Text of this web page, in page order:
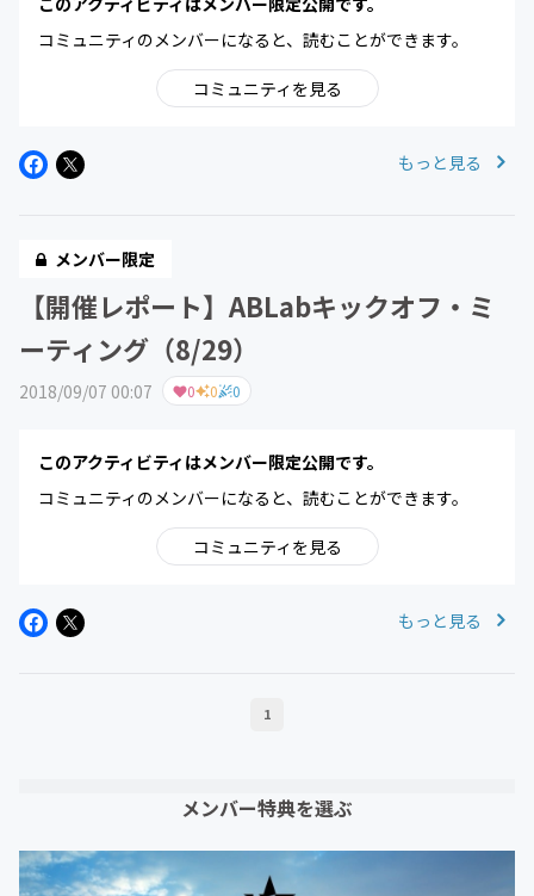
コミュニティのメンバーになると、読むことができます。
コミュニティを見る
もっと見る
メンバー限定
【開催レポート】ABLabキックオフ・ミ
ーティング（8/29）
2018/09/07 00:07 0 0 0
このアクティビティはメンバー限定公開です。
コミュニティのメンバーになると、読むことができます。
コミュニティを見る
もっと見る
1
メンバー特典を選ぶ